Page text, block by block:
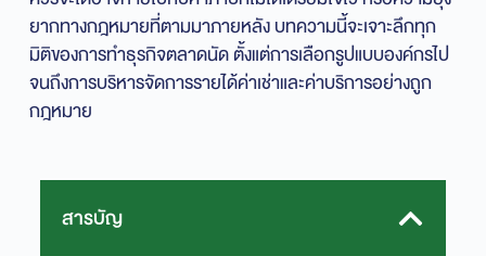
ยากทางกฎหมายที่ตามมาภายหลัง บทความนี้จะเจาะลึกทุก
มิติของการทำธุรกิจตลาดนัด ตั้งแต่การเลือกรูปแบบองค์กรไป
จนถึงการบริหารจัดการรายได้ค่าเช่าและค่าบริการอย่างถูก
กฎหมาย
สารบัญ